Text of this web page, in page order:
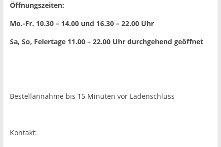
Öffnungszeiten:
Mo.-Fr. 10.30 – 14.00 und 16.30 – 22.00 Uhr
Sa, So, Feiertage 11.00 – 22.00 Uhr durchgehend geöffnet
Bestellannahme bis 15 Minuten vor Ladenschluss
Kontakt: